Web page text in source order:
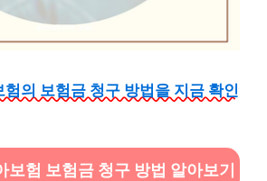
의 보험금 청구 방법을 지금 확인
보험 보험금 청구 방법 알아보기